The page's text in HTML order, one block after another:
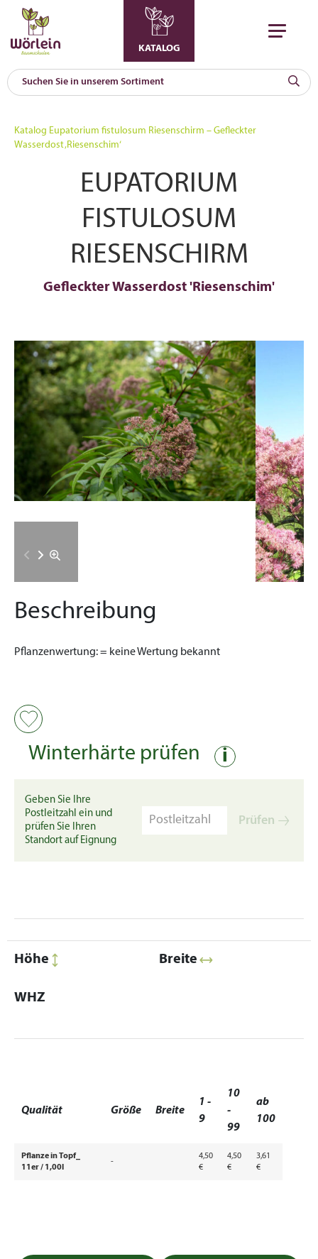
KATALOG
Katalog Eupatorium fistulosum Riesenschirm – Gefleckter
Wasserdost ‚Riesenschim‘
EUPATORIUM
FISTULOSUM
RIESENSCHIRM
Gefleckter Wasserdost 'Riesenschim'
Beschreibung
Pflanzenwertung:= keine Wertung bekannt
Winterhärte prüfen i
Geben Sie Ihre
Postleitzahl ein und
prüfen Sie Ihren
Standort auf Eignung
Prüfen
Höhe Breite
WHZ
Qualität Größe Breite
1 -
9
10
-
99
ab
100
Pflanze in Topf_
11er / 1,00l
-
4,50
€
4,50
€
3,61
€